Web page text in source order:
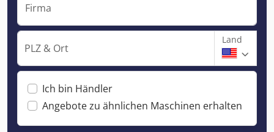
Firma
PLZ & Ort
Land
Ich bin Händler
Angebote zu ähnlichen Maschinen erhalten